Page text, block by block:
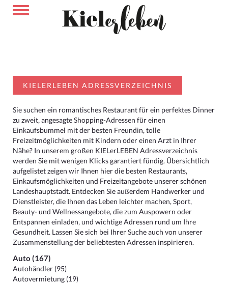
KIELERLEBEN ADRESSVERZEICHNIS
Sie suchen ein romantisches Restaurant für ein perfektes Dinner
zu zweit, angesagte Shopping-Adressen für einen
Einkaufsbummel mit der besten Freundin, tolle
Freizeitmöglichkeiten mit Kindern oder einen Arzt in Ihrer
Nähe? In unserem großen KIELerLEBEN Adressverzeichnis
werden Sie mit wenigen Klicks garantiert fündig. Übersichtlich
aufgelistet zeigen wir Ihnen hier die besten Restaurants,
Einkaufsmöglichkeiten und Freizeitangebote unserer schönen
Landeshauptstadt. Entdecken Sie außerdem Handwerker und
Dienstleister, die Ihnen das Leben leichter machen, Sport,
Beauty- und Wellnessangebote, die zum Auspowern oder
Entspannen einladen, und wichtige Adressen rund um Ihre
Gesundheit. Lassen Sie sich bei Ihrer Suche auch von unserer
Zusammenstellung der beliebtesten Adressen inspirieren.
Auto (167)
Autohändler (95)
Autovermietung (19)